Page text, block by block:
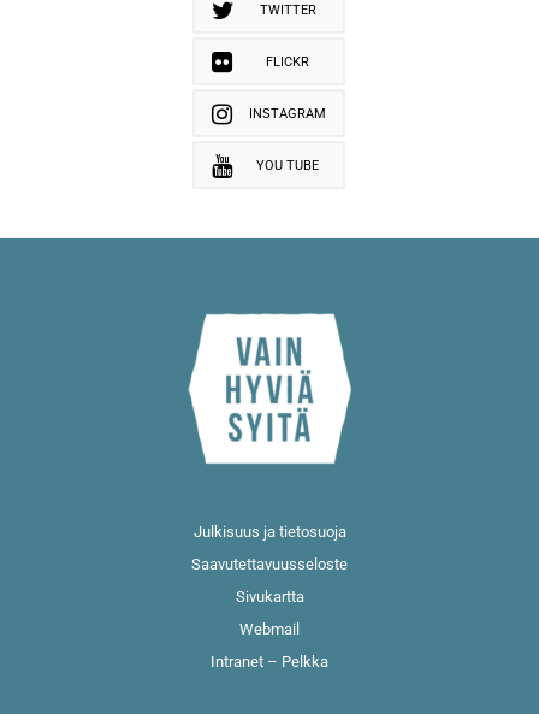
TWITTER
FLICKR
INSTAGRAM
YOU TUBE
Julkisuus ja tietosuoja
Saavutettavuusseloste
Sivukartta
Webmail
Intranet – Pelkka